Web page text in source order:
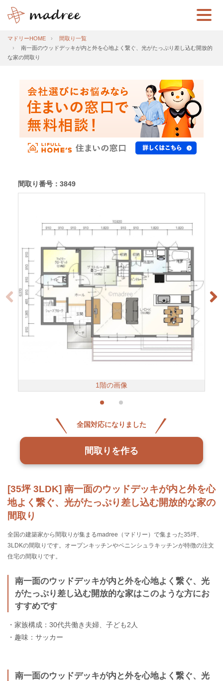
マドリーHOME
間取り一覧
南一面のウッドデッキが内と外を心地よく繋ぐ、光がたっぷり差し込む開放的
な家の間取り
[35坪 3LDK] 南一面のウッドデッキが内と外を心
地よく繋ぐ、光がたっぷり差し込む開放的な家の
間取り
全国の建築家から間取りが集まるmadree（マドリー）で集まった35坪、
3LDKの間取りです。オープンキッチンやペニンシュラキッチンが特徴の注文
住宅の間取りです。
南一面のウッドデッキが内と外を心地よく繋ぐ、光
がたっぷり差し込む開放的な家はこのような方にお
すすめです
・家族構成：30代共働き夫婦、子ども2人
・趣味：サッカー
南一面のウッドデッキが内と外を心地よく繋ぐ、光
間取り番号：3849
1階の画像
全国対応になりました
間取りを作る